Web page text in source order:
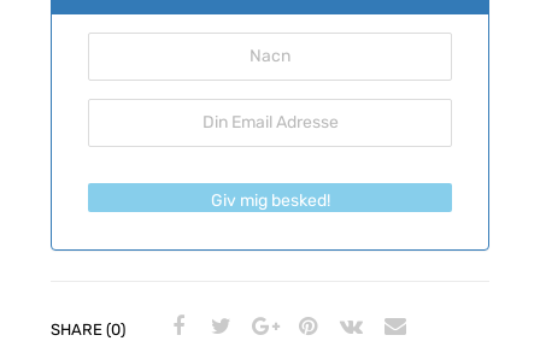
Giv mig besked!
SHARE (0)